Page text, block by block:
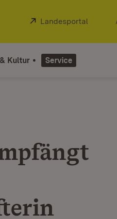
Extern:
Landesportal
Kultur Service